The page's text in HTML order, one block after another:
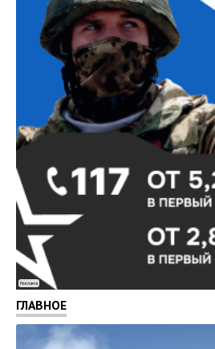
Реклама
ГЛАВНОЕ